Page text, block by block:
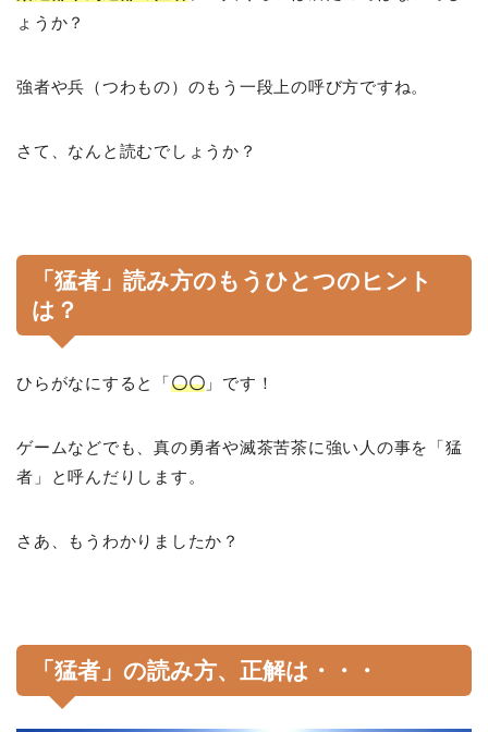
ょうか？
強者や兵（つわもの）のもう一段上の呼び方ですね。
さて、なんと読むでしょうか？
「猛者」読み方のもうひとつのヒント
は？
ひらがなにすると「〇〇 」です！
ゲームなどでも、真の勇者や滅茶苦茶に強い人の事を「猛
者」と呼んだりします。
さあ、もうわかりましたか？
「猛者」の読み方、正解は・・・